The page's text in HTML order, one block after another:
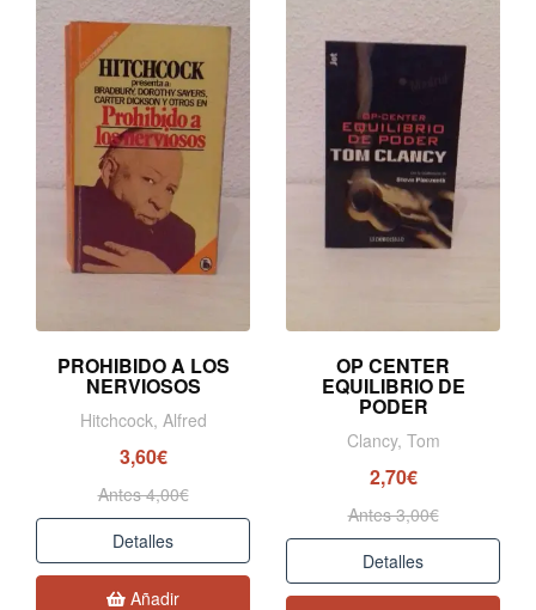
PROHIBIDO A LOS
NERVIOSOS
Hitchcock, Alfred
3,60€
Antes 4,00€
Detalles
Añadir
OP CENTER
EQUILIBRIO DE
PODER
Clancy, Tom
2,70€
Antes 3,00€
Detalles